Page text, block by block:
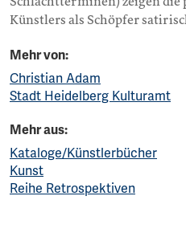
Künstlers als Schöpfer
Mehr von:
Christian Adam
Stadt Heidelberg Kulturamt
Mehr aus:
Kataloge/Künstlerbücher
Kunst
Reihe Retrospektiven